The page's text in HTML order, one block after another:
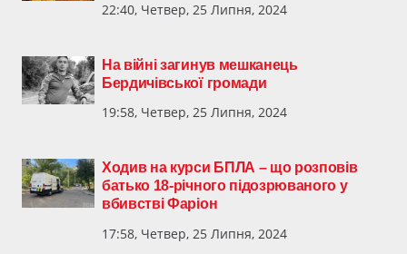
22:40, Четвер, 25 Липня, 2024
На війні загинув мешканець
Бердичівської громади
19:58, Четвер, 25 Липня, 2024
Ходив на курси БПЛА – що розповів
батько 18-річного підозрюваного у
вбивстві Фаріон
17:58, Четвер, 25 Липня, 2024